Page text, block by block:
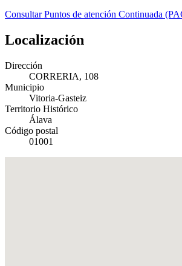
Consultar Puntos de atención Continuada
Localización
Dirección
CORRERIA, 108
Municipio
Vitoria-Gasteiz
Territorio Histórico
Álava
Código postal
01001